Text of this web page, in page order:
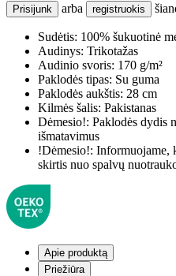
Prisijunk arba registruokis
Sudėtis: 100% šukuotinė
Audinys: Trikotažas
Audinio svoris: 170 g/m²
Paklodės tipas: Su guma
Paklodės aukštis: 28 cm
Kilmės šalis: Pakistanas
Dėmesio!: Paklodės dydis
išmatavimus
!Dėmesio!: Informuojame,
skirtis nuo spalvų
Apie produktą
Priežiūra